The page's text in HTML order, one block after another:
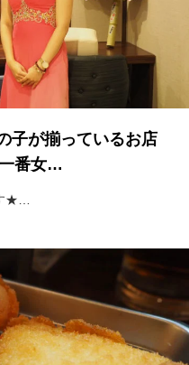
子が揃っているお店
番女…
★…